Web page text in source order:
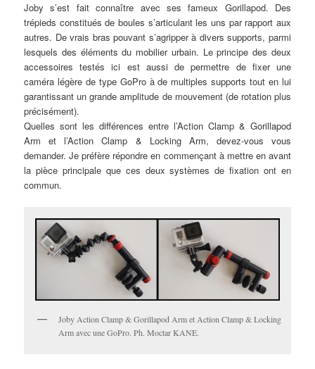
Joby s’est fait connaître avec ses fameux Gorillapod. Des
trépieds constitués de boules s’articulant les uns par rapport aux
autres. De vrais bras pouvant s’agripper à divers supports, parmi
lesquels des éléments du mobilier urbain. Le principe des deux
accessoires testés ici est aussi de permettre de fixer une
caméra légère de type GoPro à de multiples supports tout en lui
garantissant un grande amplitude de mouvement (de rotation plus
précisément).
Quelles sont les différences entre l’Action Clamp & Gorillapod
Arm et l’Action Clamp & Locking Arm, devez-vous vous
demander. Je préfère répondre en commençant à mettre en avant
la pièce principale que ces deux systèmes de fixation ont en
commun.
Joby Action Clamp & Gorillapod Arm et Action Clamp & Locking
Arm avec une GoPro. Ph. Moctar KANE.